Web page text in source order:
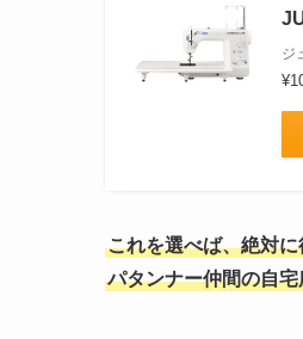
ジ
これを選べば、絶対
パタンナー仲間の自